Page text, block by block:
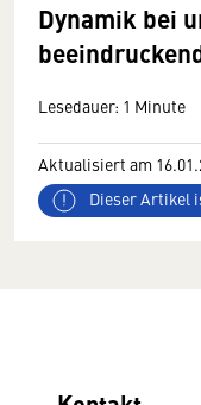
Dynamik bei
Lesedauer: 1 Minute
Aktualisiert am
Dieser Artikel